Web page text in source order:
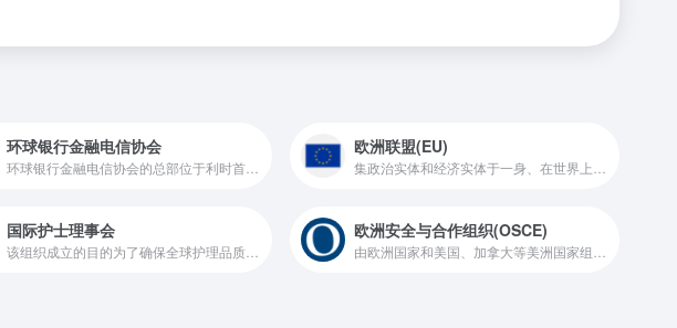
环球银行金融电信协会 欧洲联盟(EU)
国际护士理事会 欧洲安全与合作组织(OSCE)